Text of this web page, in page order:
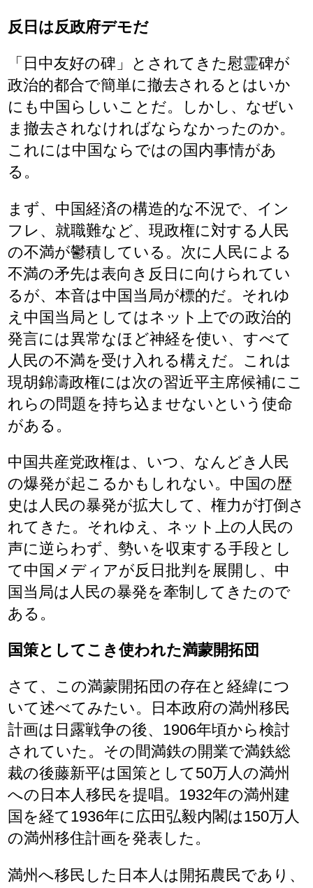
反日は反政府デモだ
「日中友好の碑」とされてきた慰霊碑が
政治的都合で簡単に撤去されるとはいか
にも中国らしいことだ。しかし、なぜい
ま撤去されなければならなかったのか。
これには中国ならではの国内事情があ
る。
まず、中国経済の構造的な不況で、イン
フレ、就職難など、現政権に対する人民
の不満が鬱積している。次に人民による
不満の矛先は表向き反日に向けられてい
るが、本音は中国当局が標的だ。それゆ
え中国当局としてはネット上での政治的
発言には異常なほど神経を使い、すべて
人民の不満を受け入れる構えだ。これは
現胡錦濤政権には次の習近平主席候補にこ
れらの問題を持ち込ませないという使命
がある。
中国共産党政権は、いつ、なんどき人民
の爆発が起こるかもしれない。中国の歴
史は人民の暴発が拡大して、権力が打倒さ
れてきた。それゆえ、ネット上の人民の
声に逆らわず、勢いを収束する手段とし
て中国メディアが反日批判を展開し、中
国当局は人民の暴発を牽制してきたので
ある。
国策としてこき使われた満蒙開拓団
さて、この満蒙開拓団の存在と経緯につ
いて述べてみたい。日本政府の満州移民
計画は日露戦争の後、1906年頃から検討
されていた。その間満鉄の開業で満鉄総
裁の後藤新平は国策として50万人の満州
への日本人移民を提唱。1932年の満州建
国を経て1936年に広田弘毅内閣は150万人
の満州移住計画を発表した。
満州へ移民した日本人は開拓農民であり、